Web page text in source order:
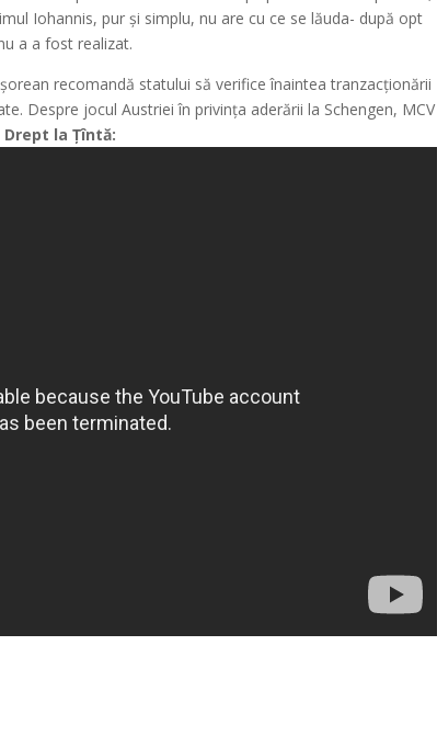
Iohannis, pur și simplu, nu are cu ce se lăuda- după opt
a a fost realizat.
recomandă statului să verifice înaintea tranzacționării
Despre jocul Austriei în privința aderării la Schengen, MCV
Drept la Țîntă: